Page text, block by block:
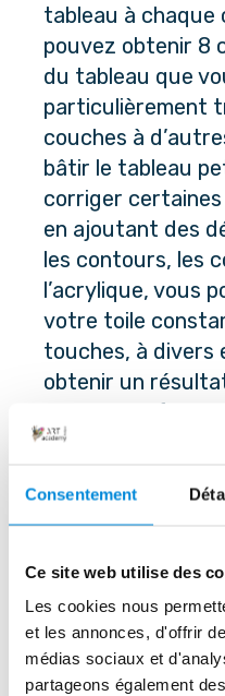
Consentement
Ce site web utilise des
Les cookies nous
et les annonces, d'offrir
médias sociaux et
partageons également
tableau à chaque
pouvez obtenir 8
du tableau que
particulièrement
couches à
bâtir le tableau
corriger
en ajoutant des
les contours, les
l’acrylique, vous
votre toile
touches, à divers
obtenir un
tableau
6.
peinture